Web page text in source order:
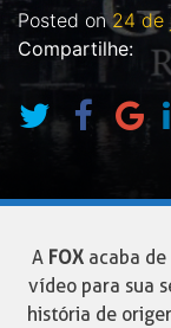
Posted on24 de
Compartilhe:
A FOX acaba
vídeo para sua
história de